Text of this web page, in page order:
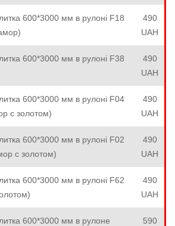
600*3000 мм в рулоні F18
490
UAH
600*3000 мм в рулоні F38
490
UAH
600*3000 мм в рулоні F04
с золотом)
490
UAH
600*3000 мм в рулоні F02
с золотом)
490
UAH
600*3000 мм в рулоні F62
490
UAH
600*3000 мм в рулоне
590